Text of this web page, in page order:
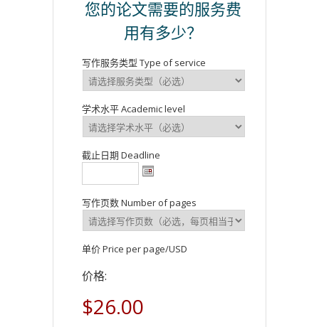
您的论文需要的服务费
用有多少？
写作服务类型 Type of service
学术水平 Academic level
截止日期 Deadline
写作页数 Number of pages
单价 Price per page/USD
价格:
$26.00